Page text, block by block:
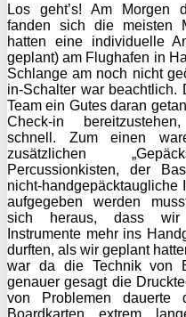
Los geht’s! Am Morgen
fanden sich die meisten
hatten eine individuelle
geplant) am Flughafen in
Schlange am noch nicht
in-Schalter war beachtlich.
Team ein Gutes daran
Check-in
schnell. Zum einen
zusätzlichen
Percussionkisten, der
nicht-handgepäcktaugliche
aufgegeben werden
sich heraus, dass
Instrumente mehr ins
durften, als wir geplant
war da die Technik von
genauer gesagt die
von Problemen dauerte
Boardkarten extrem